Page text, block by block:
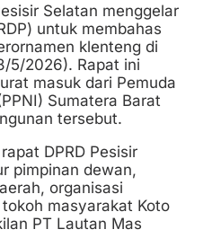
Selatan menggelar
untuk membahas
klenteng di
5/2026). Rapat ini
masuk dari Pemuda
Sumatera Barat
tersebut.
DPRD Pesisir
pimpinan dewan,
organisasi
masyarakat Koto
PT Lautan Mas